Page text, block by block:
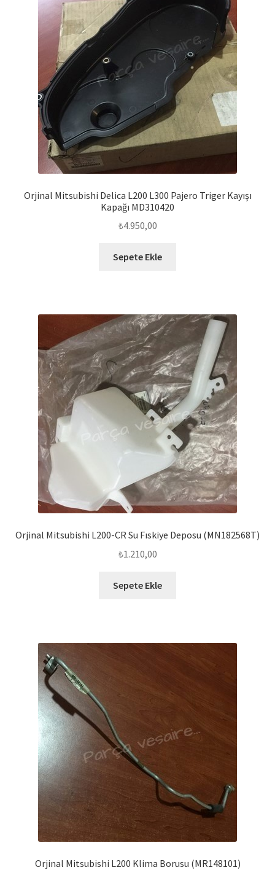
Orjinal Mitsubishi Delica L200 L300 Pajero Triger Kayışı
Kapağı MD310420
₺4.950,00
Sepete Ekle
Orjinal Mitsubishi L200-CR Su Fıskiye Deposu (MN182568T)
₺1.210,00
Sepete Ekle
Orjinal Mitsubishi L200 Klima Borusu (MR148101)